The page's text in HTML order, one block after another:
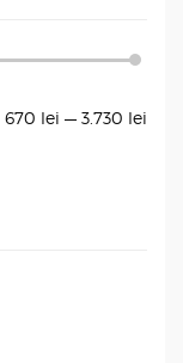
670 lei — 3.730 lei